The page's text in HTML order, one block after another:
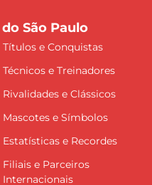
São Paulo
Títulos e Conquistas
Técnicos e Treinadores
Rivalidades e Clássicos
Mascotes e Símbolos
Estatísticas e Recordes
Filiais e Parceiros
Internacionais